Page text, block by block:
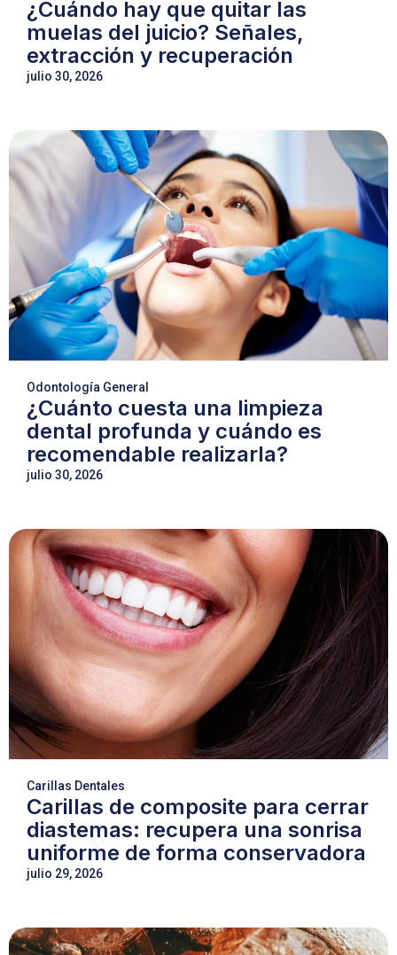
¿Cuándo hay que quitar las
muelas del juicio? Señales,
extracción y recuperación
julio 30, 2026
Odontología General
¿Cuánto cuesta una limpieza
dental profunda y cuándo es
recomendable realizarla?
julio 30, 2026
Carillas Dentales
Carillas de composite para cerrar
diastemas: recupera una sonrisa
uniforme de forma conservadora
julio 29, 2026